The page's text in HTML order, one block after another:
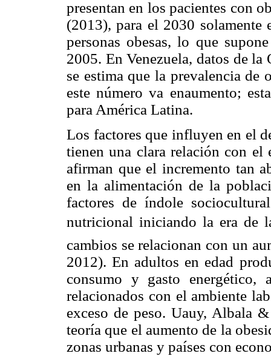
presentan en los pacientes con
(2013), para el 2030
personas obesas, lo que
2005. En Venezuela, datos de
se estima que la prevalencia de
este número va enaumento;
para América Latina.
Los factores que influyen en el
tienen una clara relación con
afirman que el incremento tan
en la alimentación de la
factores de índole
nutricional iniciando la era de
cambios se relacionan con un
2012). En adultos en edad
consumo y gasto energético,
relacionados con el ambiente
exceso de peso. Uauy, Albala
teoría que el aumento de la
zonas urbanas y países con